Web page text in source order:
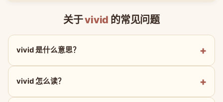
关于vivid 的常见问题
vivid 是什么意思？
vivid 怎么读？